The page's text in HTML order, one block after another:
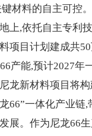
材料的自主可控
上,依托自主专利
项目计划建成共
产能,预计2027年
龙新材料项目将
一体化产业链,
展。作为尼龙66